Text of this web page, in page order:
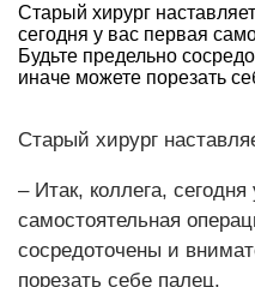
Старый хирург
сегодня у вас первая
Будьте предельно
иначе можете порезать
Старый хирург
– Итак, коллега, сегодня
самостоятельная
сосредоточены и
порезать себе палец.